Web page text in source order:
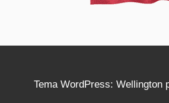
Tema WordPress: Wellington